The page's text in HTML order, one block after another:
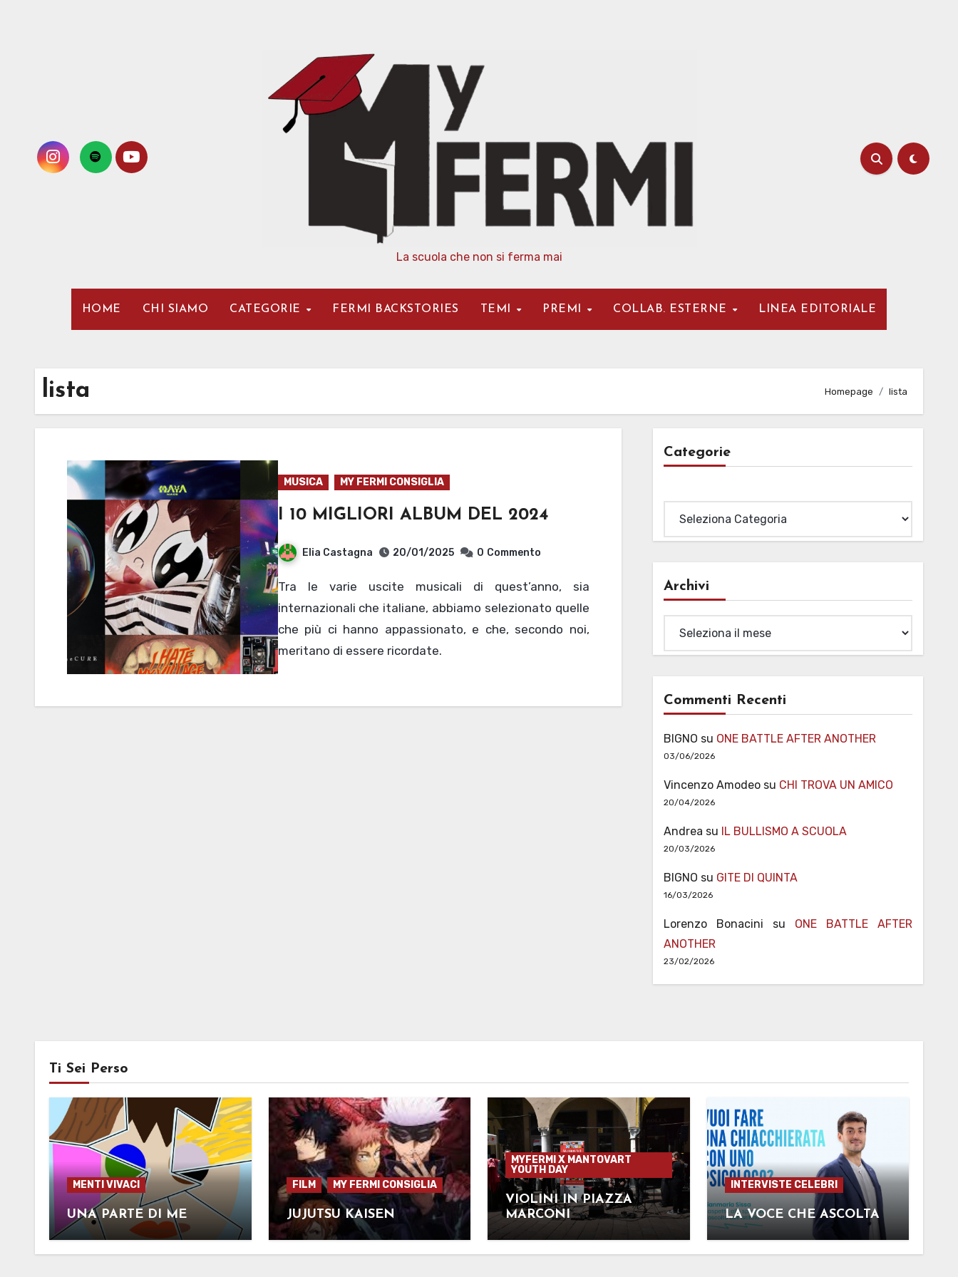
La scuola che non si ferma mai
HOME CHI SIAMO CATEGORIE FERMI BACKSTORIES TEMI PREMI COLLAB. ESTERNE LINEA EDITORIALE
lista Homepage lista
MUSICA MY FERMI CONSIGLIA
I 10 MIGLIORI ALBUM DEL 2024
Elia Castagna 20/01/2025 0 Commento
Tra le varie uscite musicali di quest’anno, sia
internazionali che italiane, abbiamo selezionato quelle
che più ci hanno appassionato, e che, secondo noi,
meritano di essere ricordate.
Categorie
Archivi
Commenti Recenti
BIGNO su ONE BATTLE AFTER ANOTHER
03/06/2026
Vincenzo Amodeosu CHI TROVA UN AMICO
20/04/2026
Andrea su IL BULLISMO A SCUOLA
20/03/2026
BIGNO su GITE DI QUINTA
16/03/2026
Lorenzo Bonacini su ONE BATTLE AFTER
ANOTHER
23/02/2026
Ti Sei Perso
MENTI VIVACI
UNA PARTE DI ME
FILM MY FERMI CONSIGLIA
JUJUTSU KAISEN
MYFERMI X MANTOVART
YOUTH DAY
VIOLINI IN PIAZZA
MARCONI
INTERVISTE CELEBRI
LA VOCE CHE ASCOLTA